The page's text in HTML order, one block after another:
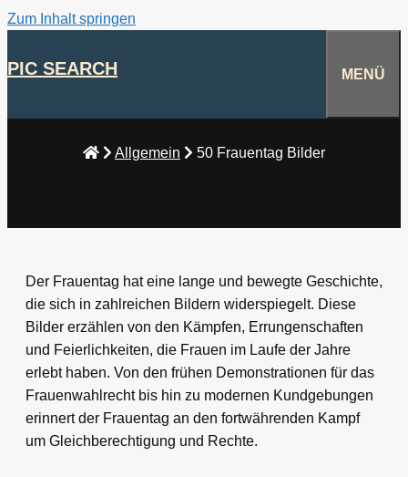
Zum Inhalt springen
PIC SEARCH MENÜ
Allgemein 50 Frauentag Bilder
Der Frauentag hat eine lange und bewegte Geschichte,
die sich in zahlreichen Bildern widerspiegelt. Diese
Bilder erzählen von den Kämpfen, Errungenschaften
und Feierlichkeiten, die Frauen im Laufe der Jahre
erlebt haben. Von den frühen Demonstrationen für das
Frauenwahlrecht bis hin zu modernen Kundgebungen
erinnert der Frauentag an den fortwährenden Kampf
um Gleichberechtigung und Rechte.